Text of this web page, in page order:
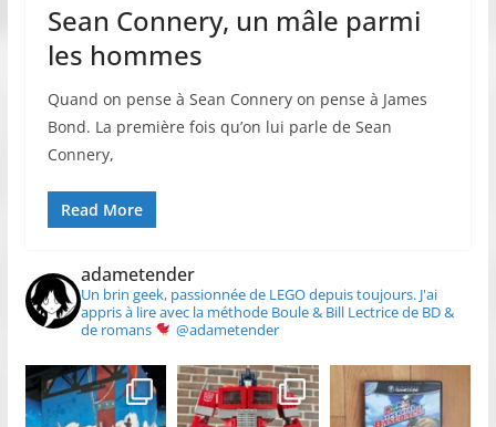
Sean Connery, un mâle parmi
les hommes
Quand on pense à Sean Connery on pense à James
Bond. La première fois qu’on lui parle de Sean
Connery,
Read More
adametender
Un brin geek, passionnée de LEGO depuis toujours.J'ai
appris à lire avec la méthode Boule & Bill Lectrice de BD &
de romans
@adametender